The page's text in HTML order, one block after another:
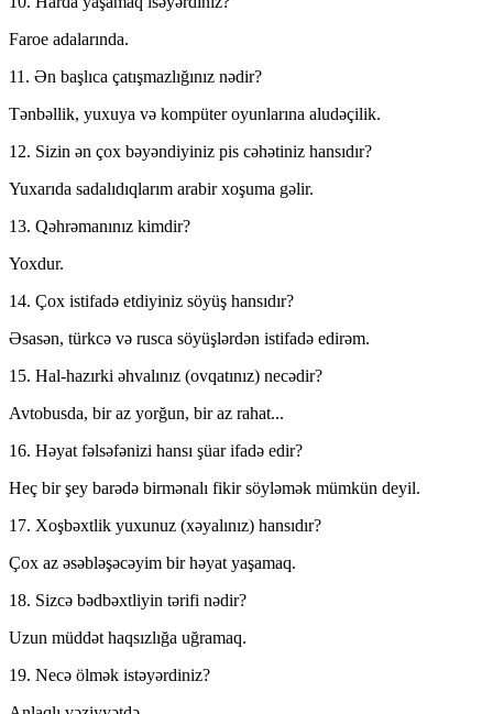
Faroe adalarında.
11. Ən başlıca çatışmazlığınız nədir?
Tənbəllik, yuxuya və kompüter oyunlarına aludəçilik.
12. Sizin ən çox bəyəndiyiniz pis cəhətiniz hansıdır?
Yuxarıda sadalıdıqlarım arabir xoşuma gəlir.
13. Qəhrəmanınız kimdir?
Yoxdur.
14. Çox istifadə etdiyiniz söyüş hansıdır?
Əsasən, türkcə və rusca söyüşlərdən istifadə edirəm.
15. Hal-hazırki əhvalınız (ovqatınız) necədir?
Avtobusda, bir az yorğun, bir az rahat...
16. Həyat fəlsəfənizi hansı şüar ifadə edir?
Heç bir şey barədə birmənalı fikir söyləmək mümkün deyil.
17. Xoşbəxtlik yuxunuz (xəyalınız) hansıdır?
Çox az əsəbləşəcəyim bir həyat yaşamaq.
18. Sizcə bədbəxtliyin tərifi nədir?
Uzun müddət haqsızlığa uğramaq.
19. Necə ölmək istəyərdiniz?